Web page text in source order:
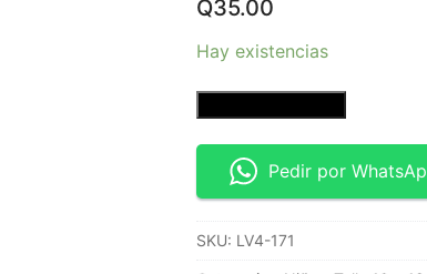
Q35.00
Hay existencias
blanco
12
-
Pedir por
SKU: LV4-171